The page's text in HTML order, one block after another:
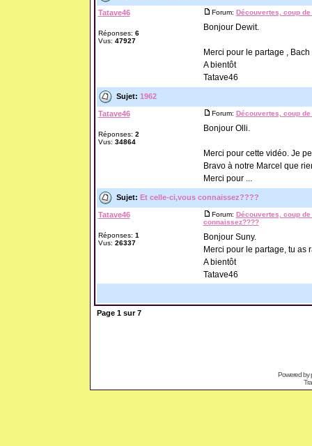
Tatave46
Réponses: 6
Vus: 47927
Forum: Découvertes, coup
Bonjour Dewit.
Merci pour le partage ,
A bientôt
Tatave46
Sujet: 1962
Tatave46
Réponses: 2
Vus: 34864
Forum: Découvertes, coup
Bonjour Olli.
Merci pour cette vidéo. Je
Bravo à notre Marcel que
Merci pour ...
Sujet: Et celle-ci,vous connaissez????
Tatave46
Réponses: 1
Vus: 26337
Forum: Découvertes, coup
connaissez????
Bonjour Suny.
Merci pour le partage, tu as
A bientôt
Tatave46
Page 1sur7
Powered by